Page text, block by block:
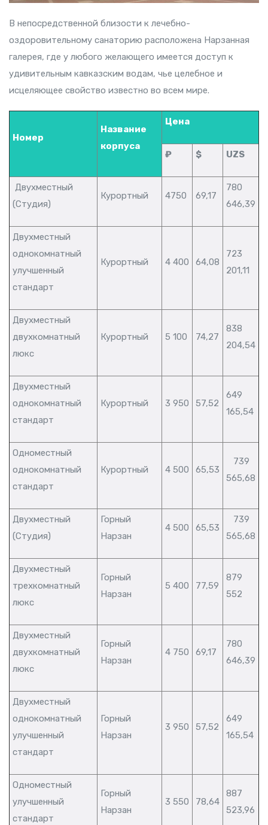
В непосредственной близости к лечебно-
оздоровительному санаторию расположена Нарзанная
галерея, где у любого желающего имеется доступ к
удивительным кавказским водам, чье целебное и
исцеляющее свойство известно во всем мире.
Номер
Название
корпуса
Цена
₽ $ UZS
Двухместный
(Студия)
Курортный 4750 69,17
780
646,39
Двухместный
однокомнатный
улучшенный
стандарт
Курортный 4 400 64,08
723
201,11
Двухместный
двухкомнатный
люкс
Курортный 5 100 74,27
838
204,54
Двухместный
однокомнатный
стандарт
Курортный 3 950 57,52
649
165,54
Одноместный
однокомнатный
стандарт
Курортный 4 500 65,53
739
565,68
Двухместный
(Студия)
Горный
Нарзан
4 500 65,53
739
565,68
Двухместный
трехкомнатный
люкс
Горный
Нарзан
5 400 77,59
879
552
Двухместный
двухкомнатный
люкс
Горный
Нарзан
4 750 69,17
780
646,39
Двухместный
однокомнатный
улучшенный
стандарт
Горный
Нарзан
3 950 57,52
649
165,54
Одноместный
улучшенный
стандарт
Горный
Нарзан
3 550 78,64
887
523,96